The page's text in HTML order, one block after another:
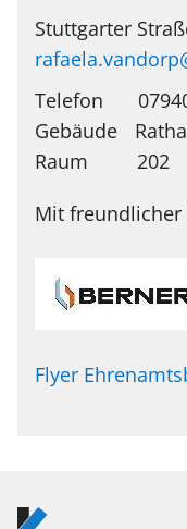
Stuttgarter
Telefon
202
Mit freundlicher
Flyer
Logo